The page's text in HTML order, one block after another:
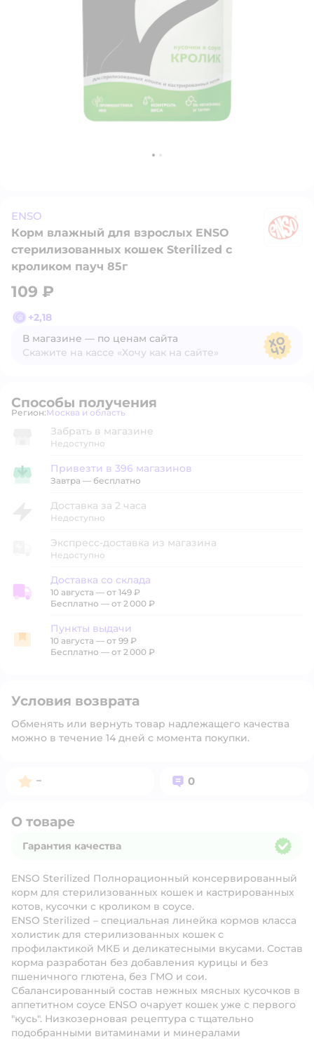
ENSO
Корм влажный для взрослых ENSO
стерилизованных кошек Sterilized с
кроликом пауч 85г
109 ₽
+2,18
В магазине — по ценам сайта
Скажите на кассе «Хочу как на сайте»
Способы получения
Регион: Выбор адреса доставки.
Москва и область
Забрать в магазине
Недоступно
Привезти в магазин
Привезти в 396 магазинов
Завтра — бесплатно
Доставка за 2 часа
Недоступно
Экспресс-доставка из магазина
Недоступно
Доставка со склада
Доставка со склада
10 августа — от 149 ₽
Бесплатно — от 2 000 ₽
Пункты выдачи
Пункты выдачи
10 августа — от 99 ₽
Бесплатно — от 2 000 ₽
Условия возврата
Обменять или вернуть товар надлежащего качества
можно в течение 14 дней с момента покупки.
Рейтинг:
– Вопросов:
0
О товаре
Гарантия качества
ENSO Sterilized Полнорационный консервированный
корм для стерилизованных кошек и кастрированных
котов, кусочки с кроликом в соусе.
ENSO Sterilized – специальная линейка кормов класса
холистик для стерилизованных кошек с
профилактикой МКБ и деликатесными вкусами. Состав
корма разработан без добавления курицы и без
пшеничного глютена, без ГМО и сои.
Сбалансированный состав нежных мясных кусочков в
аппетитном соусе ENSO очарует кошек уже с первого
"кусь". Низкозерновая рецептура с тщательно
подобранными витаминами и минералами